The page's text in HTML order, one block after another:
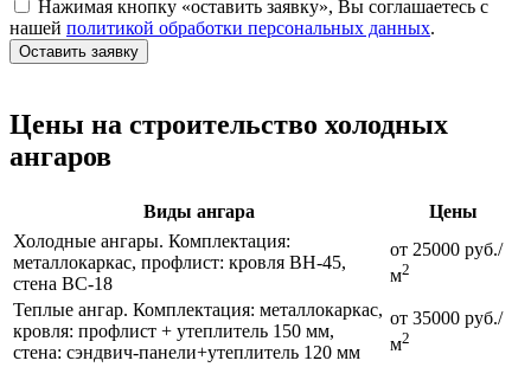
Нажимая кнопку «оставить заявку», Вы соглашаетесь с
нашей политикой обработки персональных данных.
Оставить заявку
Цены на строительство холодных
ангаров
Виды ангара
Цены
Холодные ангары. Комплектация:
металлокаркас, профлист: кровля ВН-45,
стена ВС-18
от 25000 руб./
м2
Теплые ангар. Комплектация: металлокаркас,
кровля: профлист + утеплитель 150 мм,
стена: сэндвич-панели+утеплитель 120 мм
от 35000 руб./
м2